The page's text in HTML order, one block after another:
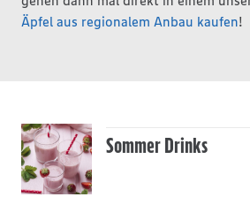
Äpfel aus regionalem Anbau kaufen!
Sommer Drinks